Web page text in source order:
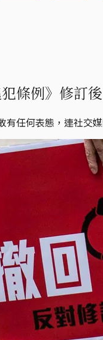
條例》修訂
有任何表態，連社交